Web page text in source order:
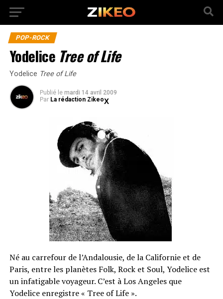
POP-ROCK
Yodelice Tree of Life
Yodelice Tree of Life
Publié le mardi 14 avril 2009
Par La rédaction Zikeo
Né au carrefour de l’Andalousie, de la Californie et de
Paris, entre les planètes Folk, Rock et Soul, Yodelice est
un infatigable voyageur. C’est à Los Angeles que
Yodelice enregistre « Tree of Life ».